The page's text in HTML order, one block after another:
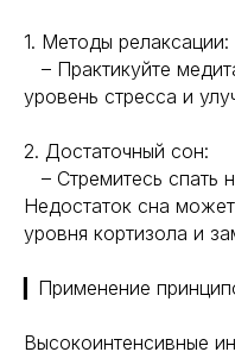
1. Методы релаксации:
– Практикуйте
уровень стресса и
2. Достаточный сон:
– Стремитесь спать
Недостаток сна
уровня кортизола и
▎Применение
Высокоинтенсивные